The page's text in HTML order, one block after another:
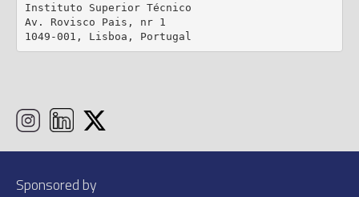
Instituto Superior Técnico
Av. Rovisco Pais, nr 1
1049-001, Lisboa, Portugal
Sponsored by